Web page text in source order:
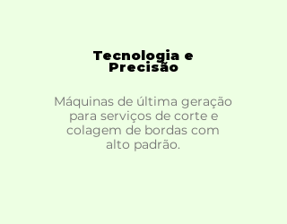
Máquinas de última geração
para serviços de corte e
colagem de bordas com
alto padrão.
Tecnologia e
Precisão